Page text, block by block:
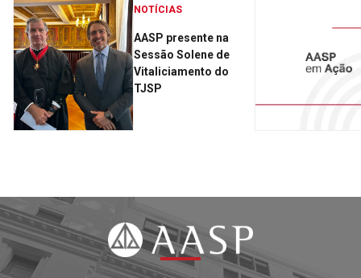
NOTÍCIAS
AASP presente na
Sessão Solene de
Vitaliciamento do
TJSP